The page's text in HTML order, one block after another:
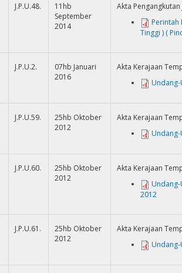
J.P.U.48.
11hb
September
2014
Akta Pengangkutan
Perintah
Tinggi ) (
J.P.U.2.
07hb Januari
2016
Akta Kerajaan
Undang-
J.P.U.59.
25hb Oktober
2012
Akta Kerajaan
J.P.U.60.
25hb Oktober
2012
Akta Kerajaan
2012
J.P.U.61.
25hb Oktober
2012
Akta Kerajaan